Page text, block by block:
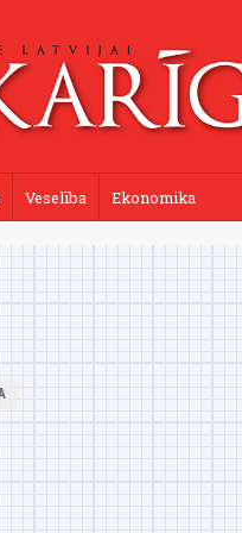
Veselība Ekonomika